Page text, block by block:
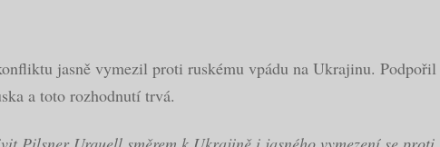
jasně vymezil proti ruskému vpádu na Ukrajinu.
a toto rozhodnutí trvá.